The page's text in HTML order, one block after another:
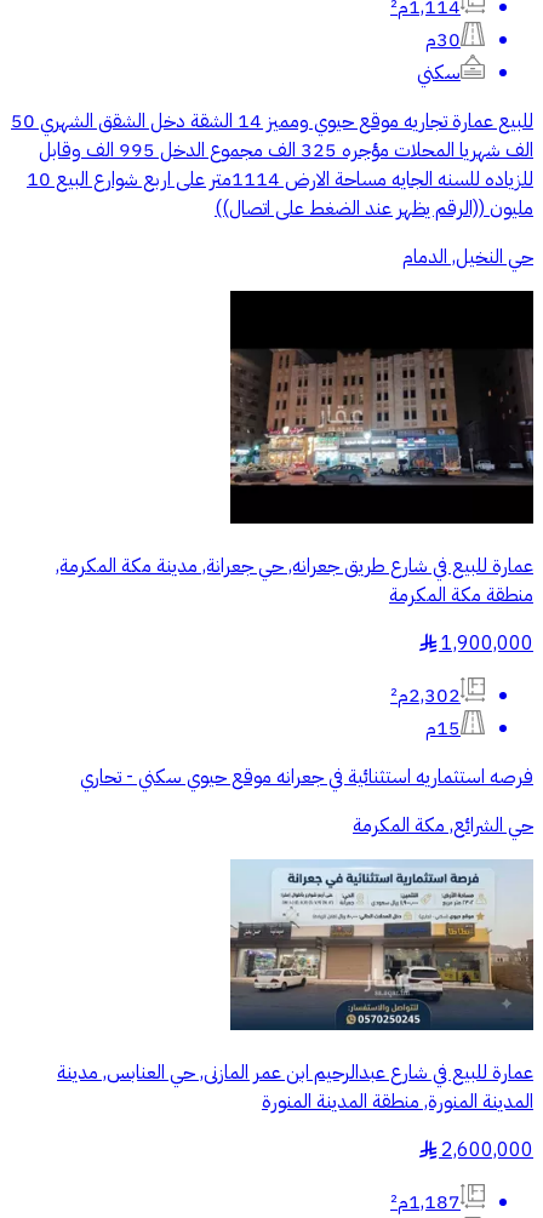
1,114م²
30م
سكني
للبيع عمارة تجاريه موقع حيوي ومميز 14 الشقة دخل الشقق الشهري 50
الف شهريا المحلات مؤجره 325 الف مجموع الدخل 995 الف وقابل
للزياده للسنه الجايه مساحة الارض 1114متر على اربع شوارع البيع 10
مليون ((الرقم يظهر عند الضغط على اتصال))
حي النخيل, الدمام
عمارة للبيع في شارع طريق جعرانه, حي جعرانة, مدينة مكة المكرمة,
منطقة مكة المكرمة
1,900,000
§
2,302م²
15م
فرصه استثماريه استثنائية في جعرانه موقع حيوي سكني - تحاري
حي الشرائع, مكة المكرمة
عمارة للبيع في شارع عبدالرحيم ابن عمر المازنى, حي العنابس, مدينة
المدينة المنورة, منطقة المدينة المنورة
2,600,000
§
1,187م²